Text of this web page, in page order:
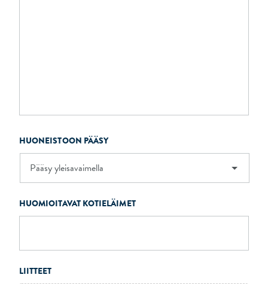
HUONEISTOON PÄÄSY
HUOMIOITAVAT KOTIELÄIMET
LIITTEET